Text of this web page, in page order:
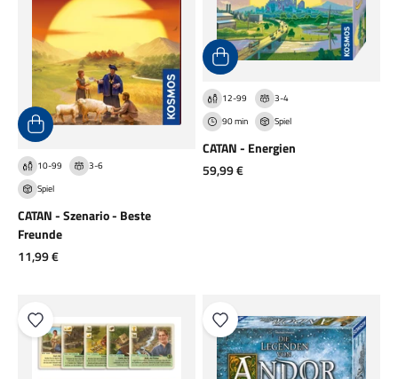
10-99
3-6
Spiel
CATAN - Szenario - Beste
Freunde
Angebot
11,99 €
12-99
3-4
90 min
Spiel
CATAN - Energien
Angebot
59,99 €